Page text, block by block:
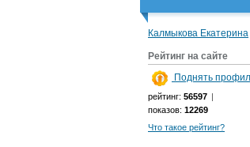
Калмыкова Екатерина
Рейтинг на сайте
Поднять
рейтинг: 56597 |
показов: 12269
Что такое рейтинг?